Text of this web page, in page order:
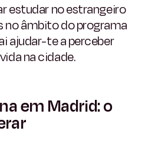
estudar no estrangeiro
no âmbito do programa
ajudar-te a perceber
na cidade.
em Madrid: o